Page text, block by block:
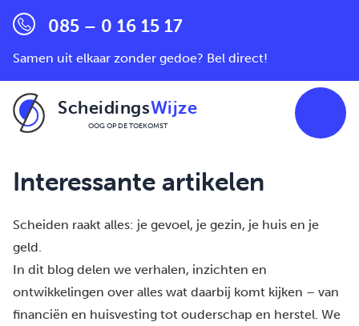
085 – 0 16 15 17
Samen uit elkaar zonder gedoe? Bel direct!
ScheidingsWijze
OOG OP DE TOEKOMST
Interessante artikelen
Scheiden raakt alles: je gevoel, je gezin, je huis en je
geld.
In dit blog delen we verhalen, inzichten en
ontwikkelingen over alles wat daarbij komt kijken – van
financiën en huisvesting tot ouderschap en herstel. We